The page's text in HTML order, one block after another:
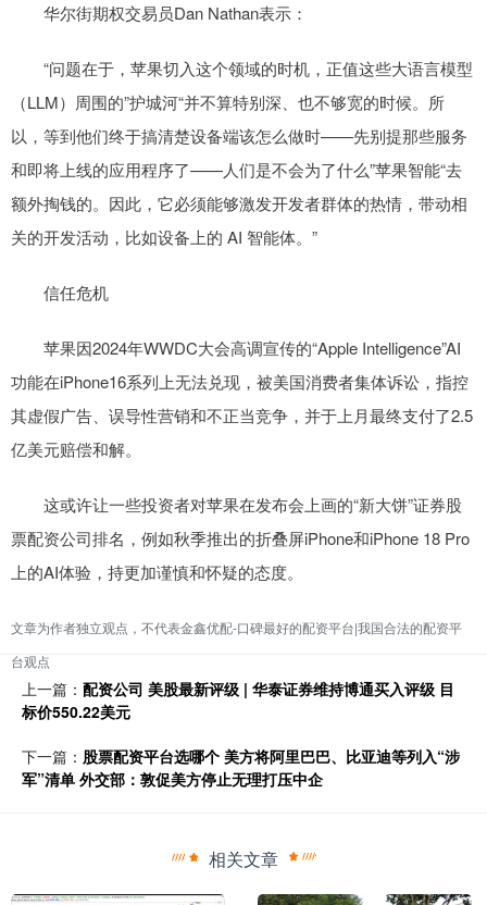
华尔街期权交易员Dan Nathan表示：
“问题在于，苹果切入这个领域的时机，正值这些大语言模型
（LLM）周围的”护城河“并不算特别深、也不够宽的时候。所
以，等到他们终于搞清楚设备端该怎么做时——先别提那些服务
和即将上线的应用程序了——人们是不会为了什么”苹果智能“去
额外掏钱的。因此，它必须能够激发开发者群体的热情，带动相
关的开发活动，比如设备上的 AI 智能体。”
信任危机
苹果因2024年WWDC大会高调宣传的“Apple Intelligence”AI
功能在iPhone16系列上无法兑现，被美国消费者集体诉讼，指控
其虚假广告、误导性营销和不正当竞争，并于上月最终支付了2.5
亿美元赔偿和解。
这或许让一些投资者对苹果在发布会上画的“新大饼”证券股
票配资公司排名，例如秋季推出的折叠屏iPhone和iPhone 18 Pro
上的AI体验，持更加谨慎和怀疑的态度。
文章为作者独立观点，不代表金鑫优配-口碑最好的配资平台|我国合法的配资平
台观点
上一篇： 配资公司 美股最新评级 | 华泰证券维持博通买入评级 目
标价550.22美元
下一篇： 股票配资平台选哪个 美方将阿里巴巴、比亚迪等列入“涉
军”清单 外交部：敦促美方停止无理打压中企
相关文章